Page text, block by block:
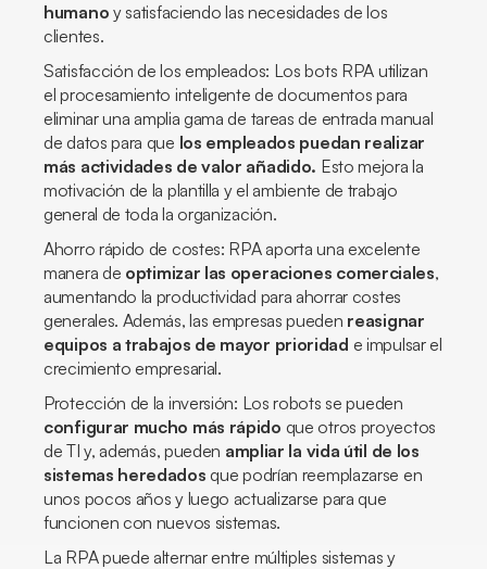
humano y satisfaciendo las necesidades de los
clientes.
Satisfacción de los empleados: Los bots RPA utilizan
el procesamiento inteligente de documentos para
eliminar una amplia gama de tareas de entrada manual
de datos para que los empleados puedan realizar
más actividades de valor añadido. Esto mejora la
motivación de la plantilla y el ambiente de trabajo
general de toda la organización.
Ahorro rápido de costes: RPA aporta una excelente
manera de optimizar las operaciones comerciales,
aumentando la productividad para ahorrar costes
generales. Además, las empresas pueden reasignar
equipos a trabajos de mayor prioridad e impulsar el
crecimiento empresarial.
Protección de la inversión: Los robots se pueden
configurar mucho más rápido que otros proyectos
de TI y, además, pueden ampliar la vida útil de los
sistemas heredados que podrían reemplazarse en
unos pocos años y luego actualizarse para que
funcionen con nuevos sistemas.
La RPA puede alternar entre múltiples sistemas y